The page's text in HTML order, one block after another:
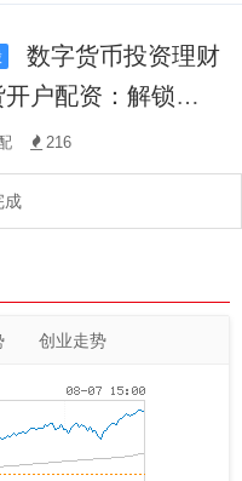
数字货币投资理财
户配资：解锁高
姿势
216
成
创业走势